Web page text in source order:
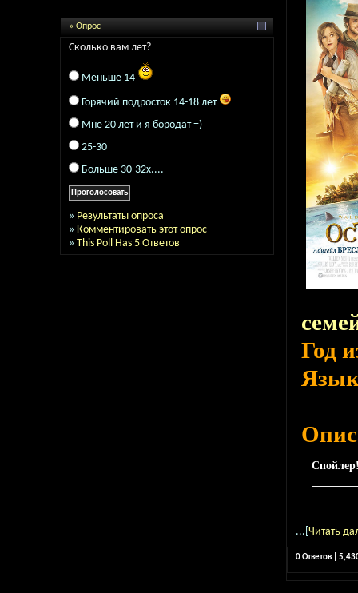
» Опрос
Сколько вам лет?
Меньше 14
Горячий подросток 14-18 лет
Мне 20 лет и я бородат =)
25-30
Больше 30-32х....
» Результаты опроса
» Комментировать этот опрос
» This Poll Has 5 Ответов
Год
...[ Читать
0 Ответов |